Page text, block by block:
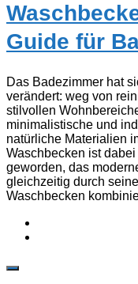
Guide für
Das Badezimmer hat
verändert: weg von
stilvollen
minimalistische und
natürliche Materialien
Waschbecken ist
geworden, das
gleichzeitig durch
Waschbecken